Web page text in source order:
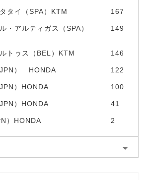
タイ（SPA）KTM 167
・アルティガス（SPA）
149
トゥス（BEL）KTM 146
JPN） HONDA 122
）HONDA 100
）HONDA 41
）HONDA 2